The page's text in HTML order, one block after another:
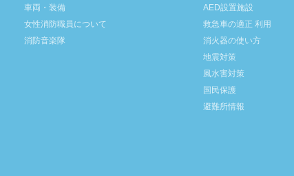
車両・装備
女性消防職員について
消防音楽隊
AED設置施設
救急車の適正 利用
消火器の使い方
地震対策
風水害対策
国民保護
避難所情報